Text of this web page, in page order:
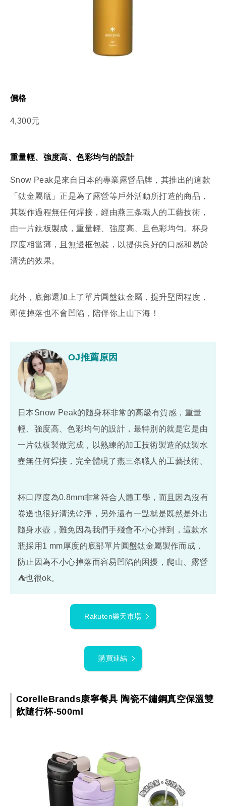
價格
4,300元
重量輕、強度高、色彩均勻的設計
Snow Peak是來自日本的專業露營品牌，其推出的這款
「鈦金屬瓶」正是為了露營等戶外活動所打造的商品，
其製作過程無任何焊接，經由燕三条職人的工藝技術，
由一片鈦板製成，重量輕、強度高、且色彩均勻。杯身
厚度相當薄，且無邊框包裝，以提供良好的口感和易於
清洗的效果。
此外，底部還加上了單片圓盤鈦金屬，提升堅固程度，
即使掉落也不會凹陷，陪伴你上山下海！
OJ推薦原因
日本Snow Peak的隨身杯非常的高級有質感，重量
輕、強度高、色彩均勻的設計，最特別的就是它是由
一片鈦板製做完成，以熟練的加工技術製造的鈦製水
壺無任何焊接，完全體現了燕三条職人的工藝技術。
杯口厚度為0.8mm非常符合人體工學，而且因為沒有
卷邊也很好清洗乾淨，另外還有一點就是既然是外出
隨身水壺，難免因為我們手殘會不小心摔到，這款水
瓶採用1 mm厚度的底部單片圓盤鈦金屬製作而成，
防止因為不小心掉落而容易凹陷的困擾，爬山、露營
⛺️也很ok。
Rakuten樂天市場
購買連結
CorelleBrands康寧餐具 陶瓷不鏽鋼真空保溫雙
飲隨行杯-500ml